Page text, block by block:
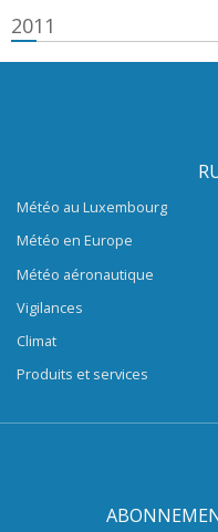
2011
Météo au Luxembourg
Météo en Europe
Météo aéronautique
Vigilances
Climat
Produits et services